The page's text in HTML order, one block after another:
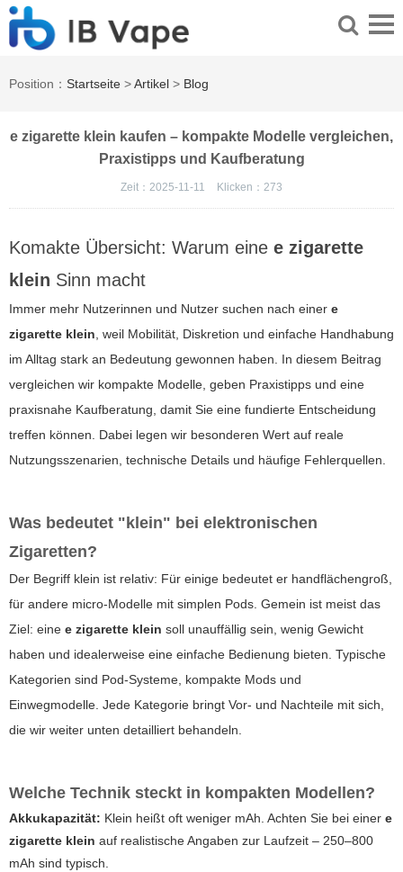
Position： Startseite >Artikel > Blog
e zigarette klein kaufen – kompakte Modelle vergleichen,
Praxistipps und Kaufberatung
Zeit：2025-11-11 Klicken： 273
Komakte Übersicht: Warum eine e zigarette
klein Sinn macht
Immer mehr Nutzerinnen und Nutzer suchen nach einer e
zigarette klein, weil Mobilität, Diskretion und einfache Handhabung
im Alltag stark an Bedeutung gewonnen haben. In diesem Beitrag
vergleichen wir kompakte Modelle, geben Praxistipps und eine
praxisnahe Kaufberatung, damit Sie eine fundierte Entscheidung
treffen können. Dabei legen wir besonderen Wert auf reale
Nutzungsszenarien, technische Details und häufige Fehlerquellen.
Was bedeutet "klein" bei elektronischen
Zigaretten?
Der Begriff klein ist relativ: Für einige bedeutet er handflächengroß,
für andere micro-Modelle mit simplen Pods. Gemein ist meist das
Ziel: eine e zigarette klein soll unauffällig sein, wenig Gewicht
haben und idealerweise eine einfache Bedienung bieten. Typische
Kategorien sind Pod-Systeme, kompakte Mods und
Einwegmodelle. Jede Kategorie bringt Vor- und Nachteile mit sich,
die wir weiter unten detailliert behandeln.
Welche Technik steckt in kompakten Modellen?
Akkukapazität: Klein heißt oft weniger mAh. Achten Sie bei einer e
zigarette klein auf realistische Angaben zur Laufzeit – 250–800
mAh sind typisch.